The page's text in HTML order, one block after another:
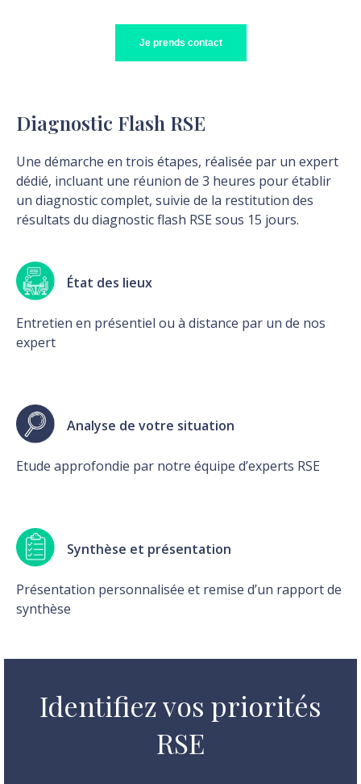
Je prends contact
Diagnostic Flash RSE
Une démarche en trois étapes, réalisée par un expert
dédié, incluant une réunion de 3 heures pour établir
un diagnostic complet, suivie de la restitution des
résultats du diagnostic flash RSE sous 15 jours.
État des lieux
Entretien en présentiel ou à distance par un de nos
expert
Analyse de votre situation
Etude approfondie par notre équipe d’experts RSE
Synthèse et présentation
Présentation personnalisée et remise d’un rapport de
synthèse
Identifiez vos priorités
RSE